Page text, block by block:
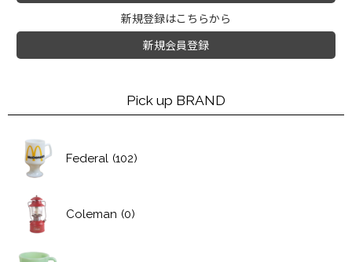
新規登録はこちらから
新規会員登録
Pick up BRAND
Federal (102)
Coleman (0)